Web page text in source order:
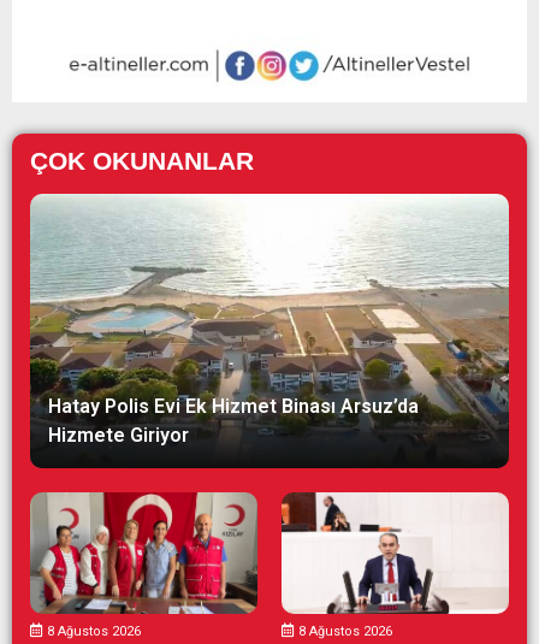
ÇOK OKUNANLAR
Hatay Polis Evi Ek Hizmet Binası Arsuz’da
Hizmete Giriyor
8 Ağustos 2026 8 Ağustos 2026